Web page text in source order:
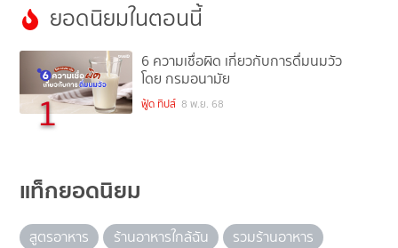
ยอดนิยมในตอนนี้
1
6 ความเชื่อผิด เกี่ยวกับการดื่มนมวัว
โดย กรมอนามัย
ฟู้ด ทิปส์ 8 พ.ย. 68
แท็กยอดนิยม
สูตรอาหาร ร้านอาหารใกล้ฉัน
รวมร้านอาหาร